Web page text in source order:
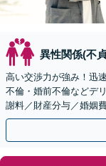
異性関係(不
高い交渉力が強み！迅
不倫・婚前不倫などデ
謝料／財産分与／婚姻
日祝・夜間面談可能】